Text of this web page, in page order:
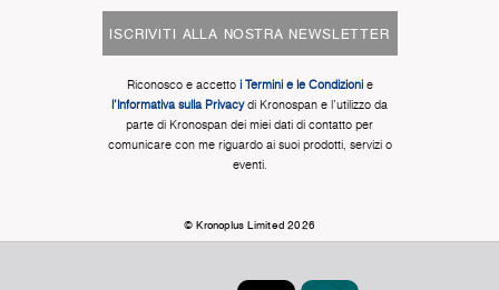
ISCRIVITI ALLA NOSTRA NEWSLETTER
Riconosco e accetto i Termini e le Condizionie
l'Informativa sulla Privacydi Kronospan e l'utilizzo da
parte di Kronospan dei miei dati di contatto per
comunicare con me riguardo ai suoi prodotti, servizi o
eventi.
© Kronoplus Limited 2026